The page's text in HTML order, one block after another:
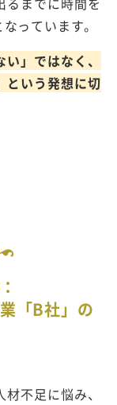
っています。
」ではなく、
という発想に切
「B社」の
不足に悩み、